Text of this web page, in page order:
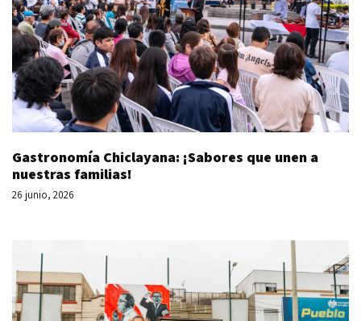
Gastronomía Chiclayana: ¡Sabores que unen a
nuestras familias!
26 junio, 2026